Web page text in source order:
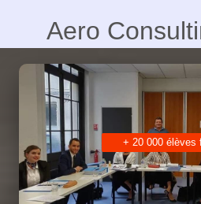
Aero
+ 20 000 élèves